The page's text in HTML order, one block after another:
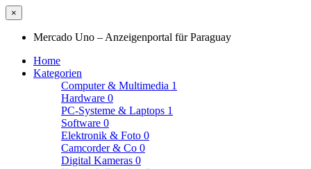
×
Mercado Uno – Anzeigenportal für Paraguay
Home
Kategorien
Computer & Multimedia 1
Hardware 0
PC-Systeme & Laptops 1
Software 0
Elektronik & Foto 0
Camcorder & Co 0
Digital Kameras 0